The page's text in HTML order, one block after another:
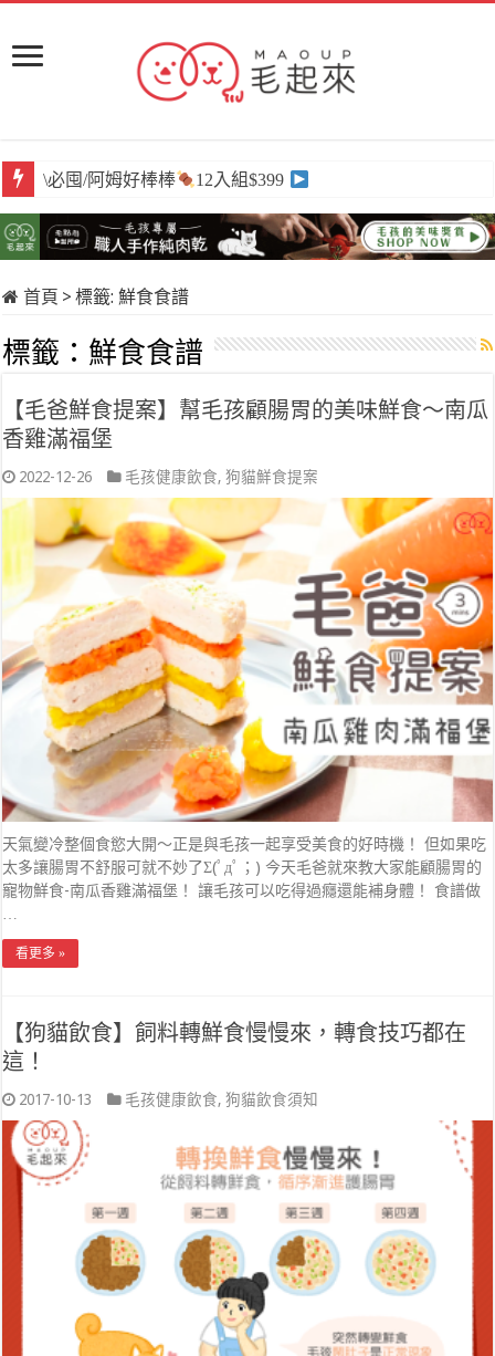
\必囤/阿姆好棒棒 12入組$399
首頁 > 標籤:鮮食食譜
標籤： 鮮食食譜
【毛爸鮮食提案】幫毛孩顧腸胃的美味鮮食～南瓜
香雞滿福堡
2022-12-26 毛孩健康飲食,狗貓鮮食提案
天氣變冷整個食慾大開～正是與毛孩一起享受美食的好時機！ 但如果吃
太多讓腸胃不舒服可就不妙了Σ(ﾟдﾟ；) 今天毛爸就來教大家能顧腸胃的
寵物鮮食-南瓜香雞滿福堡！ 讓毛孩可以吃得過癮還能補身體！ 食譜做
看更多 »
【狗貓飲食】飼料轉鮮食慢慢來，轉食技巧都在
這！
2017-10-13 毛孩健康飲食,狗貓飲食須知